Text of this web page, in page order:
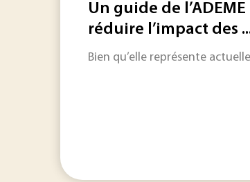
Un guide de
réduire l’impact des
Bien qu’elle représente